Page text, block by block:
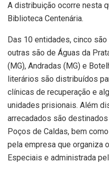
A distribuição ocorre nesta
Biblioteca Centenária.
Das 10 entidades, cinco
outras são de Águas da
(MG), Andradas (MG) e
literários são distribuídos
clínicas de recuperação e
unidades prisionais. Além
arrecadados são
Poços de Caldas, bem
pela empresa que organiza
Especiais e administrada